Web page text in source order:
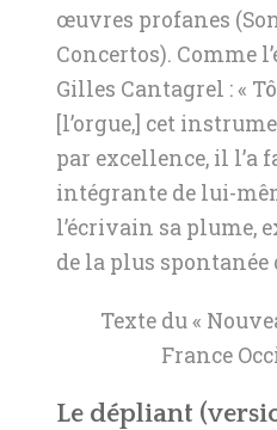
œuvres profanes
Concertos). Comme
Gilles Cantagrel : «
[l’orgue,] cet
par excellence, il l’a
intégrante de lui-
l’écrivain sa plume,
de la plus spontanée
Texte du «
France
Le dépliant